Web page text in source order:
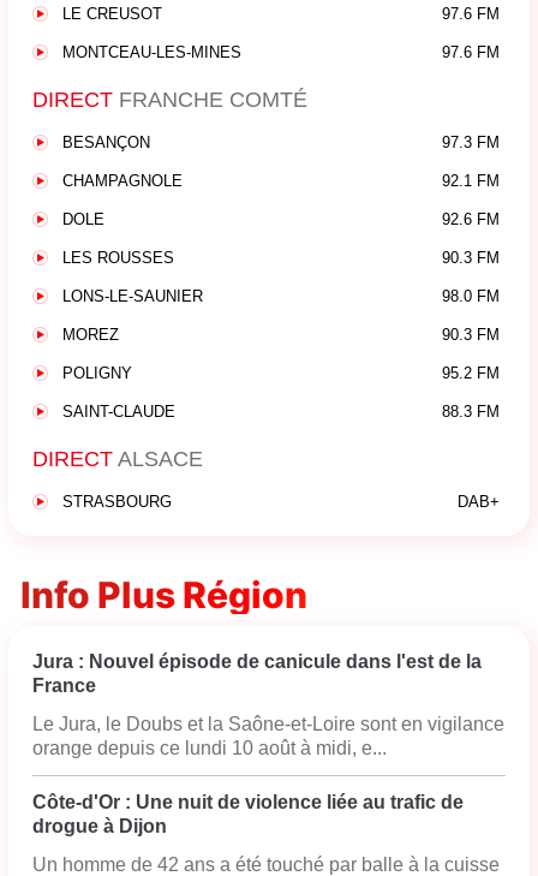
LE CREUSOT 97.6 FM
MONTCEAU-LES-MINES 97.6 FM
DIRECT FRANCHE COMTÉ
BESANÇON 97.3 FM
CHAMPAGNOLE 92.1 FM
DOLE 92.6 FM
LES ROUSSES 90.3 FM
LONS-LE-SAUNIER 98.0 FM
MOREZ 90.3 FM
POLIGNY 95.2 FM
SAINT-CLAUDE 88.3 FM
DIRECT ALSACE
STRASBOURG DAB+
Info Plus Région
Jura : Nouvel épisode de canicule dans l'est de la
France
Le Jura, le Doubs et la Saône-et-Loire sont en vigilance
orange depuis ce lundi 10 août à midi, e...
Côte-d'Or : Une nuit de violence liée au trafic de
drogue à Dijon
Un homme de 42 ans a été touché par balle à la cuisse